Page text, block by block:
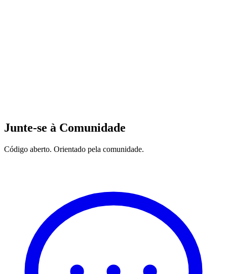
Junte-se à Comunidade
Código aberto. Orientado pela comunidade.